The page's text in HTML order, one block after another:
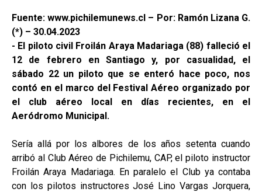
Fuente: www.pichilemunews.cl – Por: Ramón Lizana G.
(*) – 30.04.2023
- El piloto civil Froilán Araya Madariaga (88) falleció el
12 de febrero en Santiago y, por casualidad, el
sábado 22 un piloto que se enteró hace poco, nos
contó en el marco del Festival Aéreo organizado por
el club aéreo local en días recientes, en el
Aeródromo Municipal.
Sería allá por los albores de los años setenta cuando
arribó al Club Aéreo de Pichilemu, CAP, el piloto instructor
Froilán Araya Madariaga. En paralelo el Club ya contaba
con los pilotos instructores José Lino Vargas Jorquera,